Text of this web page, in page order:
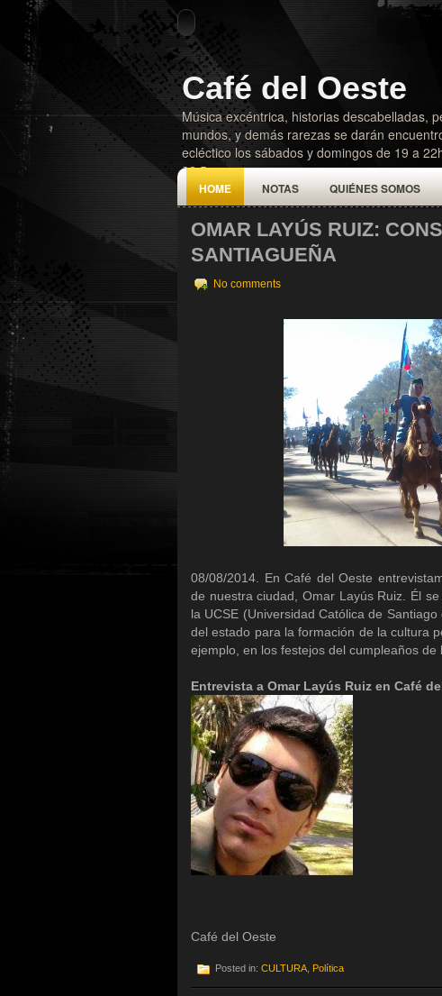
Café del Oeste
Música excéntrica, historias descabelladas,
mundos, y demás rarezas se darán
ecléctico los sábados y domingos de 19 a
92.5
HOME NOTAS QUIÉNES SOMOS
OMAR LAYÚS RUIZ:
SANTIAGUEÑA
No comments
08/08/2014. En Café del Oeste
de nuestra ciudad, Omar Layús Ruiz. Él
la UCSE (Universidad Católica de
del estado para la formación de la cultura
ejemplo, en los festejos del cumpleaños de
Entrevista a Omar Layús Ruiz en Café
Café del Oeste
Posted in: CULTURA Política